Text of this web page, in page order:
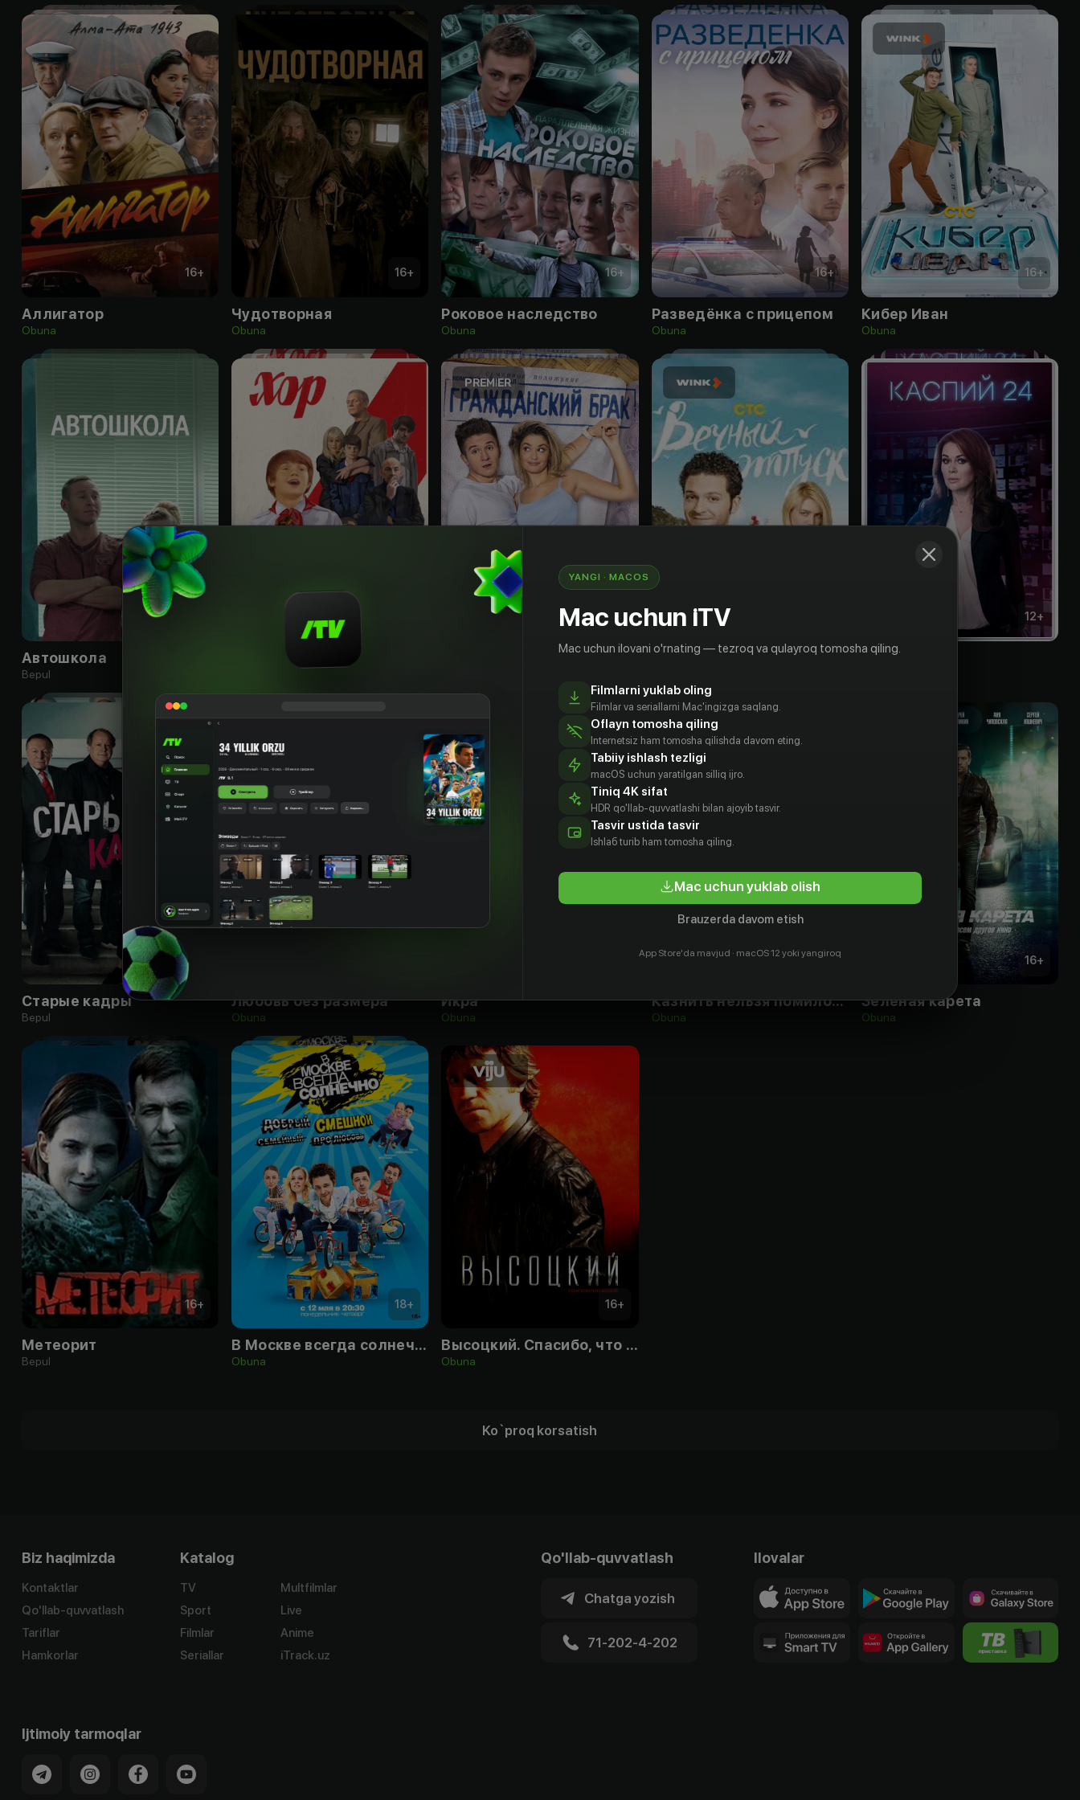
16+
Аллигатор
Obuna
16+
Чудотворная
Obuna
16+
Роковое наследство
Obuna
16+
Разведёнка с прицепом
Obuna
16+
Кибер Иван
Obuna
Автошкола
Bepul
16+
Гражданский брак Вечный отпуск
12+
Каспий 24
16
Старые кадры
Bepul
Любовь без размера
Obuna
Икра
Obuna
18+
Казнить нельзя помиловать
Obuna
16+
Зеленая карета
Obuna
16+
Метеорит
Bepul
18+
В Москве всегда солнечно
Obuna
16+
Высоцкий. Спасибо, что живой
Obuna
Ko`proq korsatish
Biz haqimizda
Kontaktlar
Qo'llab-quvvatlash
Tariflar
Hamkorlar
Katalog
TV
Sport
Filmlar
Seriallar
Multfilmlar
Live
Anime
iTrack.uz
Qo'llab-quvvatlash
Chatga yozish
71-202-4-202
Ilovalar
Ijtimoiy tarmoqlar
YANGI · MACOS
Mac uchun iTV
Mac uchun ilovani o'rnating — tezroq va qulayroq tomosha qiling.
Filmlarni yuklab oling
Filmlar va seriallarni Mac'ingizga saqlang.
Oflayn tomosha qiling
Internetsiz ham tomosha qilishda davom eting.
Tabiiy ishlash tezligi
macOS uchun yaratilgan silliq ijro.
Tiniq 4K sifat
HDR qo'llab-quvvatlashi bilan ajoyib tasvir.
Tasvir ustida tasvir
Ishlаб turib ham tomosha qiling.
Mac uchun yuklab olish
Brauzerda davom etish
App Store'da mavjud · macOS 12 yoki yangiroq